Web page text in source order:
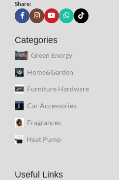
Share:
Categories
Green Energy
Home&Garden
Furniture Hardware
Car Accessories
Fragrances
Heat Pump
Useful Links